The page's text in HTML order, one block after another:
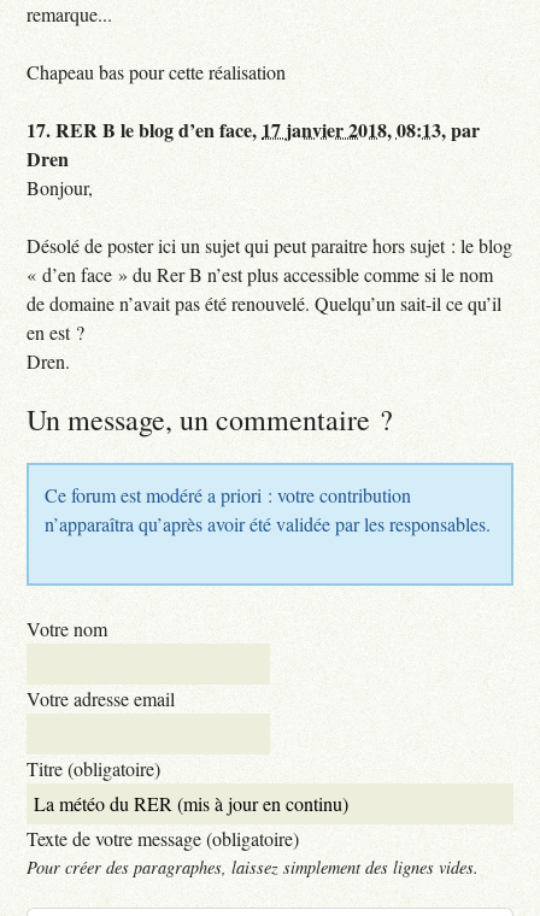
remarque...
Chapeau bas pour cette réalisation
17.RER B le blog d’en face, 17 janvier 2018, 08:13,par
Dren
Bonjour,
Désolé de poster ici un sujet qui peut paraitre hors sujet : le blog
« d’en face » du Rer B n’est plus accessible comme si le nom
de domaine n’avait pas été renouvelé. Quelqu’un sait-il ce qu’il
en est ?
Dren.
Un message, un commentaire ?
Ce forum est modéré a priori : votre contribution
n’apparaîtra qu’après avoir été validée par les responsables.
Votre nom
Votre adresse email
Titre (obligatoire)
Texte de votre message (obligatoire)
Pour créer des paragraphes, laissez simplement des lignes vides.